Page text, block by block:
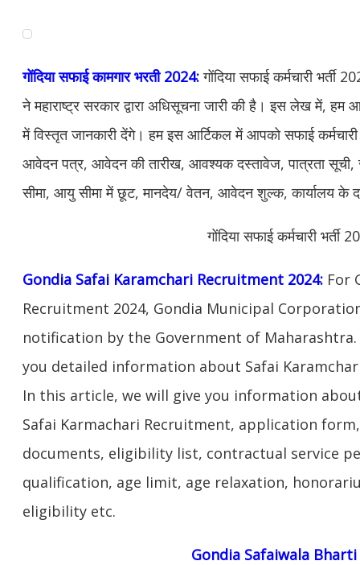
गोंदिया सफाई कामगार भरती 2024:गोंदिया सफाई कर्मचारी भर्ती
ने महाराष्ट्र सरकार द्वारा अधिसूचना जारी की है। इस लेख में, हम
में विस्तृत जानकारी देंगे। हम इस आर्टिकल में आपको सफाई
आवेदन पत्र, आवेदन की तारीख, आवश्यक दस्तावेज, पात्रता सूची,
सीमा, आयु सीमा में छूट, मानदेय/ वेतन, आवेदन शुल्क, कार्यालय के
गोंदिया सफाई कर्मचारी भर्ती
Gondia Safai Karamchari Recruitment 2024: For
Recruitment 2024, Gondia Municipal
notification by the Government of
you detailed information about Safai
In this article, we will give you information
Safai Karmachari Recruitment, application
documents, eligibility list, contractual service
qualification, age limit, age relaxation,
eligibility etc.
Gondia Safaiwala Bharti